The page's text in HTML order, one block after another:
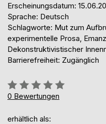
Erscheinungsdatum:
Sprache: Deutsch
Schlagworte: Mut zum
experimentelle Prosa,
Dekonstruktivistischer
Barrierefreiheit: Zugänglich
Bewertung::
0%
0 Bewertungen
erhältlich als: